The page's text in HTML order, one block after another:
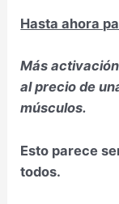
Hasta ahora
Más
al precio de
músculos.
Esto parece
todos.